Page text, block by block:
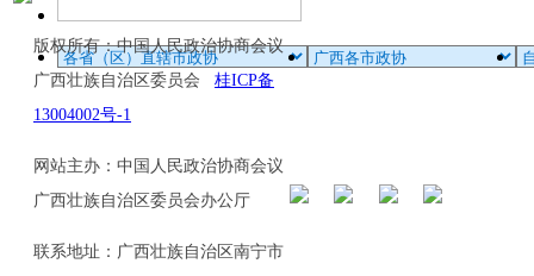
版权所有：中国人民政治协商会议
广西壮族自治区委员会 桂ICP备
13004002号-1
网站主办：中国人民政治协商会议
广西壮族自治区委员会办公厅
联系地址：广西壮族自治区南宁市